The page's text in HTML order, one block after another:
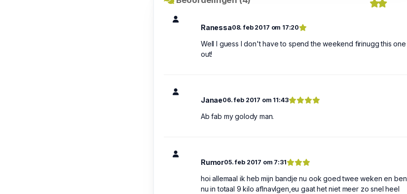
Ranessa08. feb 2017 om 17:20
Well I guess I don't have to spend the weekend firinugg this one
out!
Janae06. feb 2017 om 11:43
Ab fab my golody man.
Rumor05. feb 2017 om 7:31
hoi allemaal ik heb mijn bandje nu ook goed twee weken en ben
nu in totaal 9 kilo aflnavlgen,eu gaat het niet meer zo snel heel